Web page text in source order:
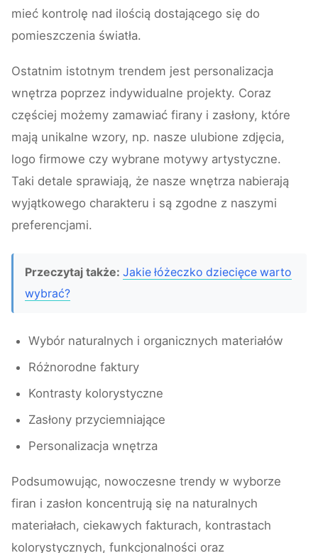
mieć kontrolę nad ilością dostającego się do
pomieszczenia światła.
Ostatnim istotnym trendem jest personalizacja
wnętrza poprzez indywidualne projekty. Coraz
częściej możemy zamawiać firany i zasłony, które
mają unikalne wzory, np. nasze ulubione zdjęcia,
logo firmowe czy wybrane motywy artystyczne.
Taki detale sprawiają, że nasze wnętrza nabierają
wyjątkowego charakteru i są zgodne z naszymi
preferencjami.
Przeczytaj także: Jakie łóżeczko dziecięce warto
wybrać?
Wybór naturalnych i organicznych materiałów
Różnorodne faktury
Kontrasty kolorystyczne
Zasłony przyciemniające
Personalizacja wnętrza
Podsumowując, nowoczesne trendy w wyborze
firan i zasłon koncentrują się na naturalnych
materiałach, ciekawych fakturach, kontrastach
kolorystycznych, funkcjonalności oraz